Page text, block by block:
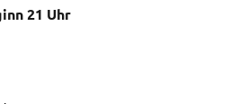
21 Uhr